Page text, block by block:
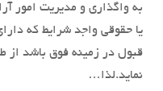
به واگذاری و مدیریت امور
یا حقوقی واجد شرایط که
قبول در زمینه فوق باشد از
نماید.لذا…